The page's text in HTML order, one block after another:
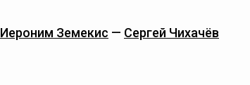
Иероним Земекис — Сергей Чихачёв